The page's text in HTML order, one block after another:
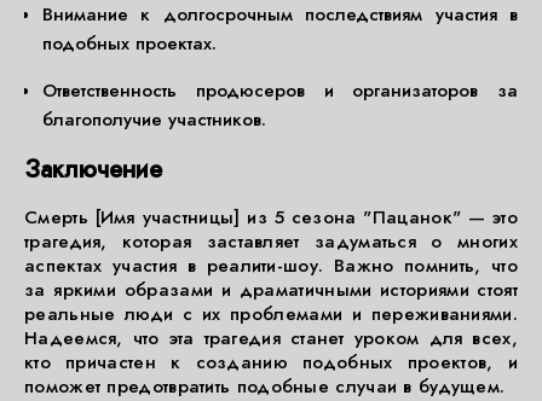
Внимание к долгосрочным последствиям участия в
подобных проектах.
Ответственность продюсеров и организаторов за
благополучие участников.
Заключение
Смерть [Имя участницы] из 5 сезона "Пацанок" — это
трагедия, которая заставляет задуматься о многих
аспектах участия в реалити-шоу. Важно помнить, что
за яркими образами и драматичными историями стоят
реальные люди с их проблемами и переживаниями.
Надеемся, что эта трагедия станет уроком для всех,
кто причастен к созданию подобных проектов, и
поможет предотвратить подобные случаи в будущем.